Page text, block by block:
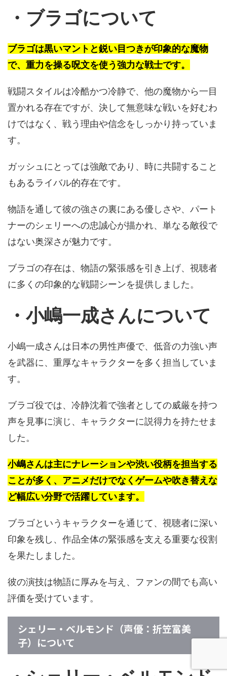
・ブラゴについて
ブラゴは黒いマントと鋭い目つきが印象的な魔物
で、重力を操る呪文を使う強力な戦士です。
戦闘スタイルは冷酷かつ冷静で、他の魔物から一目
置かれる存在ですが、決して無意味な戦いを好むわ
けではなく、戦う理由や信念をしっかり持っていま
す。
ガッシュにとっては強敵であり、時に共闘すること
もあるライバル的存在です。
物語を通して彼の強さの裏にある優しさや、パート
ナーのシェリーへの忠誠心が描かれ、単なる敵役で
はない奥深さが魅力です。
ブラゴの存在は、物語の緊張感を引き上げ、視聴者
に多くの印象的な戦闘シーンを提供しました。
・小嶋一成さんについて
小嶋一成さんは日本の男性声優で、低音の力強い声
を武器に、重厚なキャラクターを多く担当していま
す。
ブラゴ役では、冷静沈着で強者としての威厳を持つ
声を見事に演じ、キャラクターに説得力を持たせま
した。
小嶋さんは主にナレーションや渋い役柄を担当する
ことが多く、アニメだけでなくゲームや吹き替えな
ど幅広い分野で活躍しています。
ブラゴというキャラクターを通じて、視聴者に深い
印象を残し、作品全体の緊張感を支える重要な役割
を果たしました。
彼の演技は物語に厚みを与え、ファンの間でも高い
評価を受けています。
シェリー・ベルモンド（声優：折笠富美
子）について